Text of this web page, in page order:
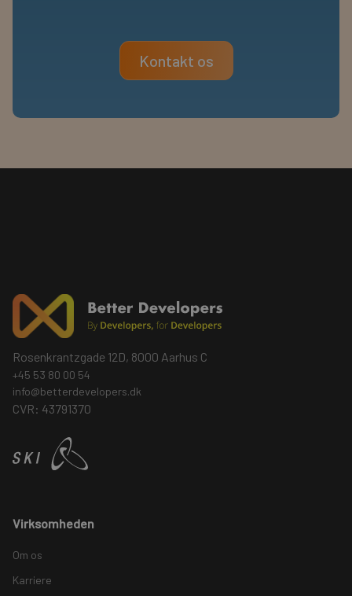
Kontakt os
Rosenkrantzgade 12D, 8000 Aarhus C
+45 53 80 00 54
info@betterdevelopers.dk
CVR: 43791370
Virksomheden
Om os
Karriere